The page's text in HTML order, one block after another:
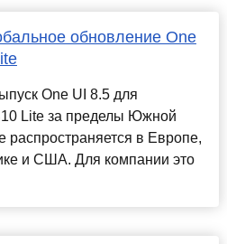
обновление One
One UI 8.5 для
Lite за пределы Южной
распространяется в Европе,
и США. Для компании это